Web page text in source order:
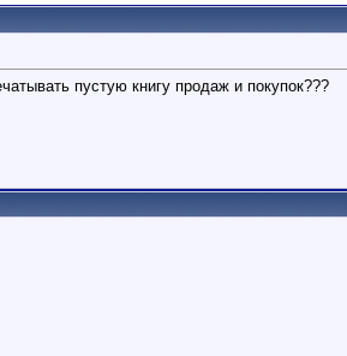
пустую книгу продаж и покупок???